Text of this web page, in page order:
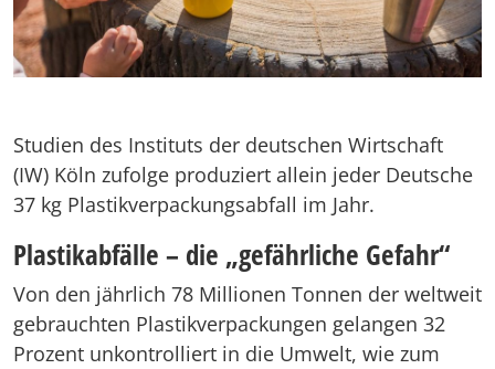
Studien des Instituts der deutschen Wirtschaft
(IW) Köln zufolge produziert allein jeder Deutsche
37 kg Plastikverpackungsabfall im Jahr.
Plastikabfälle – die „gefährliche Gefahr“
Von den jährlich 78 Millionen Tonnen der weltweit
gebrauchten Plastikverpackungen gelangen 32
Prozent unkontrolliert in die Umwelt, wie zum